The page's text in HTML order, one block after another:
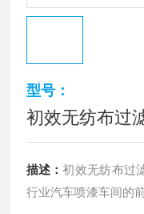
型号：
初效无纺布过
描述：初效无纺布过
行业汽车喷漆车间的